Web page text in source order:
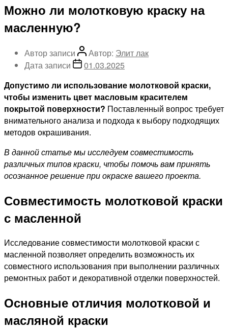
Можно ли молотковую краску на
масленную?
Автор записи Автор: Элит лак
Дата записи
01.03.2025
Допустимо ли использование молотковой краски,
чтобы изменить цвет масловым красителем
покрытой поверхности? Поставленный вопрос требует
внимательного анализа и подхода к выбору подходящих
методов окрашивания.
В данной статье мы исследуем совместимость
различных типов краски, чтобы помочь вам принять
осознанное решение при окраске вашего проекта.
Совместимость молотковой краски
с масленной
Исследование совместимости молотковой краски с
масленной позволяет определить возможность их
совместного использования при выполнении различных
ремонтных работ и декоративной отделки поверхностей.
Основные отличия молотковой и
масляной краски